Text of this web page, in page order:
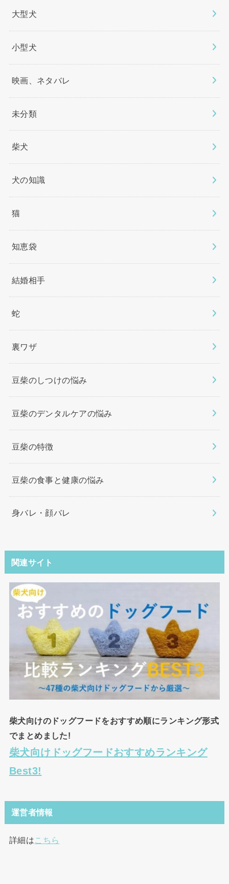
大型犬
小型犬
映画、ネタバレ
未分類
柴犬
犬の知識
猫
知恵袋
結婚相手
蛇
裏ワザ
豆柴のしつけの悩み
豆柴のデンタルケアの悩み
豆柴の特徴
豆柴の食事と健康の悩み
身バレ・顔バレ
関連サイト
柴犬向けのドッグフードをおすすめ順にランキング形式
でまとめました!
柴犬向けドッグフードおすすめランキング
Best3!
運営者情報
詳細はこちら